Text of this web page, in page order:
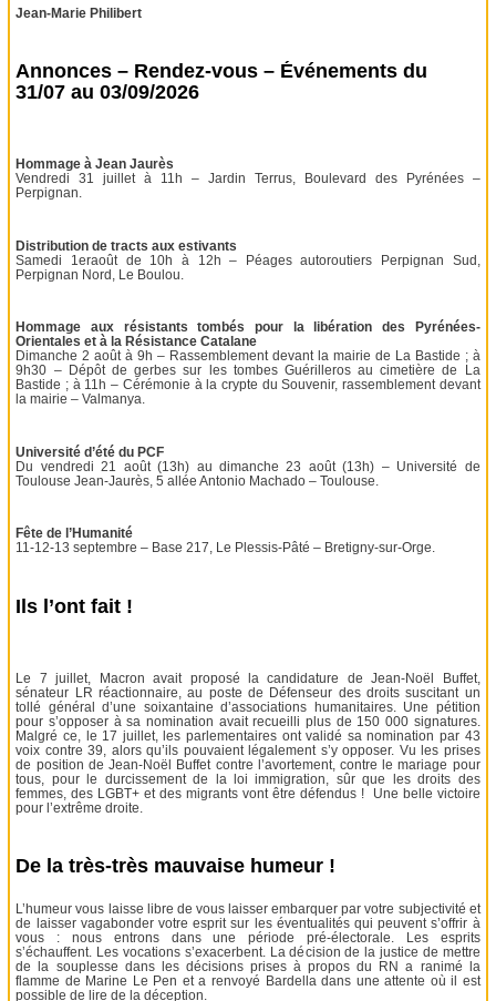
Jean-Marie Philibert
Annonces – Rendez-vous – Événements du
31/07 au 03/09/2026
Hommage à Jean Jaurès
Vendredi 31 juillet à 11h – Jardin Terrus, Boulevard des Pyrénées –
Perpignan.
Distribution de tracts aux estivants
Samedi 1eraoût de 10h à 12h – Péages autoroutiers Perpignan Sud,
Perpignan Nord, Le Boulou.
Hommage aux résistants tombés pour la libération des Pyrénées-
Orientales et à la Résistance Catalane
Dimanche 2 août à 9h – Rassemblement devant la mairie de La Bastide ; à
9h30 – Dépôt de gerbes sur les tombes Guérilleros au cimetière de La
Bastide ; à 11h – Cérémonie à la crypte du Souvenir, rassemblement devant
la mairie – Valmanya.
Université d’été du PCF
Du vendredi 21 août (13h) au dimanche 23 août (13h) – Université de
Toulouse Jean-Jaurès, 5 allée Antonio Machado – Toulouse.
Fête de l’Humanité
11-12-13 septembre – Base 217, Le Plessis-Pâté – Bretigny-sur-Orge.
Ils l’ont fait !
Le 7 juillet, Macron avait proposé la candidature de Jean-Noël Buffet,
sénateur LR réactionnaire, au poste de Défenseur des droits suscitant un
tollé général d’une soixantaine d’associations humanitaires. Une pétition
pour s’opposer à sa nomination avait recueilli plus de 150 000 signatures.
Malgré ce, le 17 juillet, les parlementaires ont validé sa nomination par 43
voix contre 39, alors qu’ils pouvaient légalement s’y opposer. Vu les prises
de position de Jean-Noël Buffet contre l’avortement, contre le mariage pour
tous, pour le durcissement de la loi immigration, sûr que les droits des
femmes, des LGBT+ et des migrants vont être défendus ! Une belle victoire
pour l’extrême droite.
De la très-très mauvaise humeur !
L’humeur vous laisse libre de vous laisser embarquer par votre subjectivité et
de laisser vagabonder votre esprit sur les éventualités qui peuvent s’offrir à
vous : nous entrons dans une période pré-électorale. Les esprits
s’échauffent. Les vocations s’exacerbent. La décision de la justice de mettre
de la souplesse dans les décisions prises à propos du RN a ranimé la
flamme de Marine Le Pen et a renvoyé Bardella dans une attente où il est
possible de lire de la déception.